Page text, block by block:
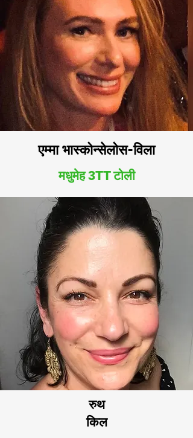
एम्मा भास्कोन्सेलोस-विला
मधुमेह 3TT टोली
रुथ
किल